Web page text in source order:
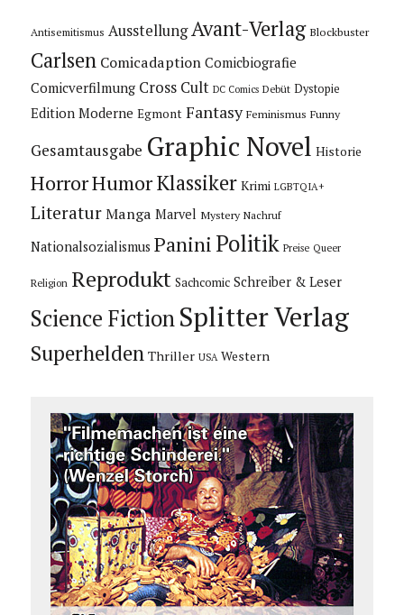
Antisemitismus Ausstellung Avant-Verlag Blockbuster
Carlsen Comicadaption Comicbiografie
Comicverfilmung Cross Cult DC Comics Debüt Dystopie
Edition Moderne Egmont Fantasy Feminismus Funny
Gesamtausgabe Graphic Novel Historie
HorrorHumorKlassiker Krimi LGBTQIA+
Literatur Manga Marvel Mystery Nachruf
Nationalsozialismus Panini Politik Preise Queer
Religion Reprodukt Sachcomic Schreiber & Leser
Science Fiction Splitter Verlag
Superhelden Thriller USA Western